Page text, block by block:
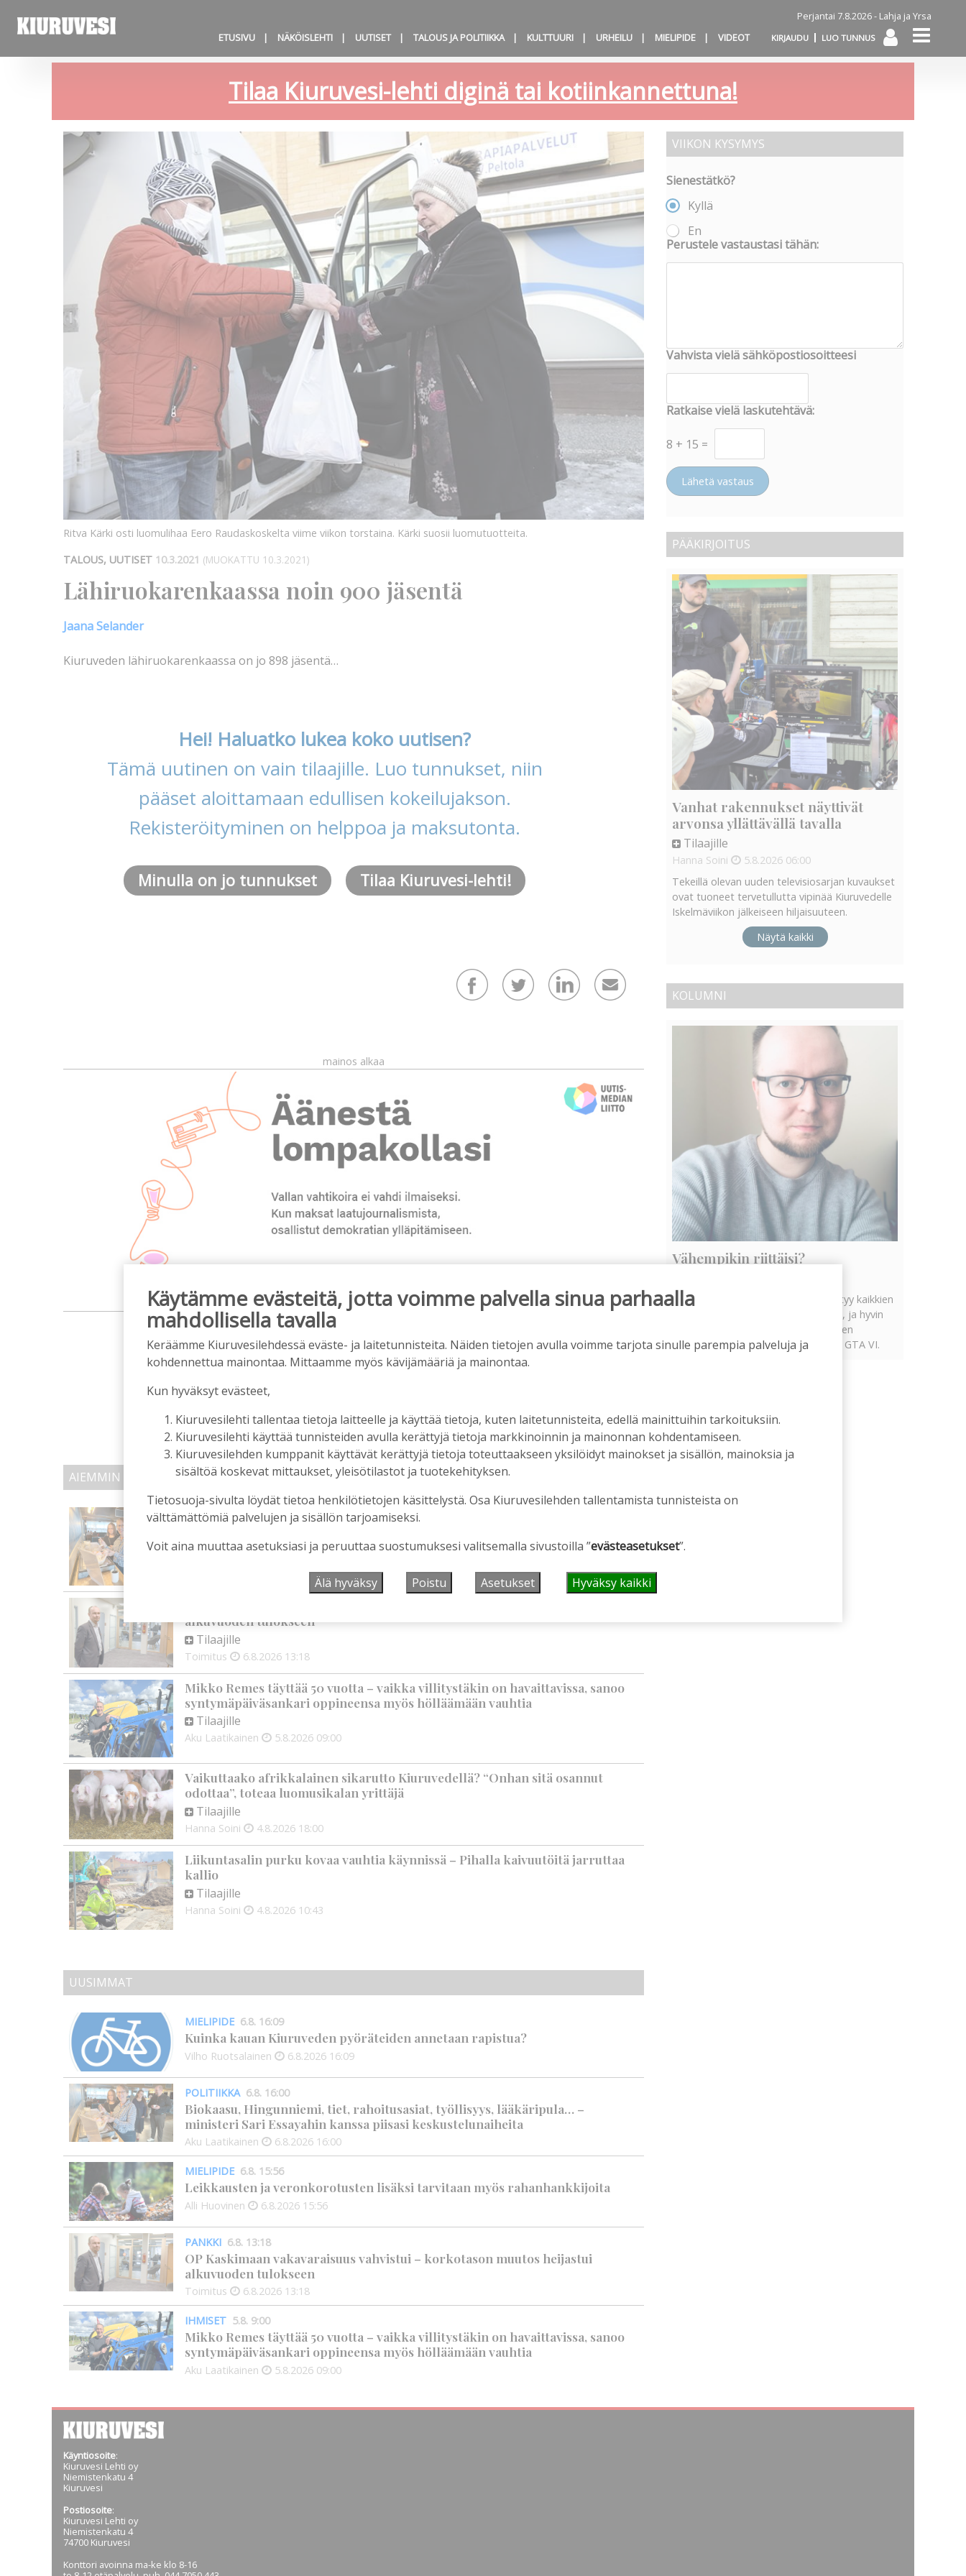
Perjantai 7.8.2026 - Lahja ja Yrsa
ETUSIVU
NÄKÖISLEHTI UUTISET TALOUS JA POLITIIKKA KULTTUURI URHEILU MIELIPIDE VIDEOT KIRJAUDU LUO TUNNUS
Tilaa Kiuruvesi-lehti diginä tai kotiinkannettuna!
Ritva Kärki osti luomulihaa Eero Raudaskoskelta viime viikon torstaina. Kärki suosii luomutuotteita.
TALOUS, UUTISET 10.3.2021 (MUOKATTU 10.3.2021)
Lähiruokarenkaassa noin 900 jäsentä
Jaana Selander
Kiuruveden lähiruokarenkaassa on jo 898 jäsentä…
Hei! Haluatko lukea koko uutisen?
Tämä uutinen on vain tilaajille. Luo tunnukset, niin
pääset aloittamaan edullisen kokeilujakson.
Rekisteröityminen on helppoa ja maksutonta.
Minulla on jo tunnukset Tilaa Kiuruvesi-lehti!
mainos alkaa
mainos päättyy
AIEMMIN AIHEESTA
Biokaasu, Hingunniemi, tiet, rahoitusasiat, työllisyys, lääkäripula… –
ministeri Sari Essayahin kanssa piisasi keskustelunaiheita
Tilaajille
alkuvuoden tulokseen
Tilaajille
Toimitus 6.8.2026 13:18
Mikko Remes täyttää 50 vuotta – vaikka villitystäkin on havaittavissa, sanoo
syntymäpäiväsankari oppineensa myös hölläämään vauhtia
Tilaajille
Aku Laatikainen 5.8.2026 09:00
Vaikuttaako afrikkalainen sikarutto Kiuruvedellä? “Onhan sitä osannut
odottaa”, toteaa luomusikalan yrittäjä
Tilaajille
Hanna Soini 4.8.2026 18:00
Liikuntasalin purku kovaa vauhtia käynnissä – Pihalla kaivuutöitä jarruttaa
kallio
Tilaajille
Hanna Soini 4.8.2026 10:43
UUSIMMAT
MIELIPIDE 6.8. 16:09
Kuinka kauan Kiuruveden pyöräteiden annetaan rapistua?
Vilho Ruotsalainen 6.8.2026 16:09
POLITIIKKA 6.8. 16:00
Biokaasu, Hingunniemi, tiet, rahoitusasiat, työllisyys, lääkäripula… –
ministeri Sari Essayahin kanssa piisasi keskustelunaiheita
Aku Laatikainen 6.8.2026 16:00
MIELIPIDE 6.8. 15:56
Leikkausten ja veronkorotusten lisäksi tarvitaan myös rahanhankkijoita
Alli Huovinen 6.8.2026 15:56
PANKKI 6.8. 13:18
OP Kaskimaan vakavaraisuus vahvistui – korkotason muutos heijastui
alkuvuoden tulokseen
Toimitus 6.8.2026 13:18
IHMISET 5.8. 9:00
Mikko Remes täyttää 50 vuotta – vaikka villitystäkin on havaittavissa, sanoo
syntymäpäiväsankari oppineensa myös hölläämään vauhtia
Aku Laatikainen 5.8.2026 09:00
VIIKON KYSYMYS
Sienestätkö?
Kyllä
En
Perustele vastaustasi tähän:
Vahvista vielä sähköpostiosoitteesi
Ratkaise vielä laskutehtävä:
8 + 15 =
Lähetä vastaus
PÄÄKIRJOITUS
Vanhat rakennukset näyttivät
arvonsa yllättävällä tavalla
Tilaajille
Hanna Soini 5.8.2026 06:00
Tekeillä olevan uuden televisiosarjan kuvaukset
ovat tuoneet tervetullutta vipinää Kiuruvedelle
Iskelmäviikon jälkeiseen hiljaisuuteen.
Näytä kaikki
KOLUMNI
Vähempikin riittäisi?
Tämän vuoden marraskuussa ilmestyy kaikkien
aikojen odotetuin ja ennakkotilatuin, ja hyvin
todennäköisesti myös kaikkien aikojen
myydyimmäksi videopeliksi nouseva GTA VI.
Käyntiosoite:
Kiuruvesi Lehti oy
Niemistenkatu 4
Kiuruvesi
Postiosoite:
Kiuruvesi Lehti oy
Niemistenkatu 4
74700 Kiuruvesi
Konttori avoinna ma-ke klo 8-16
Käytämme evästeitä, jotta voimme palvella sinua parhaalla
mahdollisella tavalla
Keräämme Kiuruvesilehdessä eväste- ja laitetunnisteita. Näiden tietojen avulla voimme tarjota sinulle parempia palveluja ja
kohdennettua mainontaa. Mittaamme myös kävijämääriä ja mainontaa.
Kun hyväksyt evästeet,
Kiuruvesilehti tallentaa tietoja laitteelle ja käyttää tietoja, kuten laitetunnisteita, edellä mainittuihin tarkoituksiin.
Kiuruvesilehti käyttää tunnisteiden avulla kerättyjä tietoja markkinoinnin ja mainonnan kohdentamiseen.
Kiuruvesilehden kumppanit käyttävät kerättyjä tietoja toteuttaakseen yksilöidyt mainokset ja sisällön, mainoksia ja
sisältöä koskevat mittaukset, yleisötilastot ja tuotekehityksen.
Tietosuoja-sivulta löydät tietoa henkilötietojen käsittelystä. Osa Kiuruvesilehden tallentamista tunnisteista on
välttämättömiä palvelujen ja sisällön tarjoamiseksi.
Voit aina muuttaa asetuksiasi ja peruuttaa suostumuksesi valitsemalla sivustoilla ”evästeasetukset”.
Älä hyväksy Poistu Asetukset Hyväksy kaikki